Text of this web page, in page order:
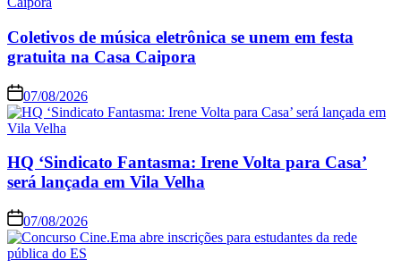
Coletivos de música eletrônica se unem em festa
gratuita na Casa Caipora
07/08/2026
HQ ‘Sindicato Fantasma: Irene Volta para Casa’
será lançada em Vila Velha
07/08/2026